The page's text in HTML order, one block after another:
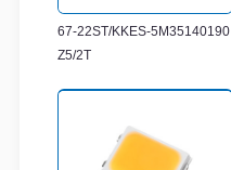
67-22ST/KKES-5M35140190
Z5/2T